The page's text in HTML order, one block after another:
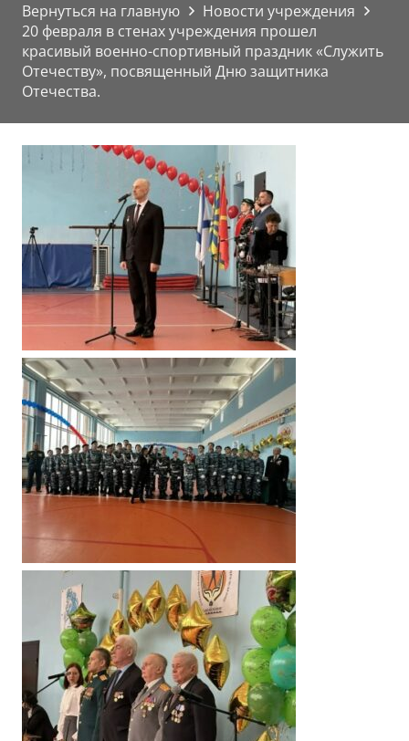
Вернуться на главную
Новости учреждения
20 февраля в стенах учреждения прошел
красивый военно-спортивный праздник «Служить
Отечеству», посвященный Дню защитника
Отечества.